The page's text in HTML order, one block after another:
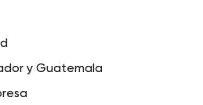
y Guatemala